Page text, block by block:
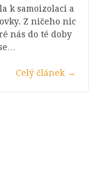
k samoizolaci a
Z ničeho nic
nás do té doby
Celý článek →